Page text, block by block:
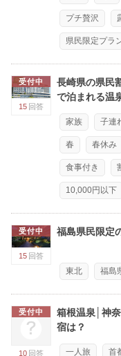
プチ贅沢
県民限定プラ
受付中
15 回答
長崎県の県民
で泊まれる温
家族 子連
春 春休み
食事付き
10,000円以下
受付中
15 回答
福島県民限定
東北 福島
受付中
10 回答
箱根温泉│神
宿は？
一人旅 首